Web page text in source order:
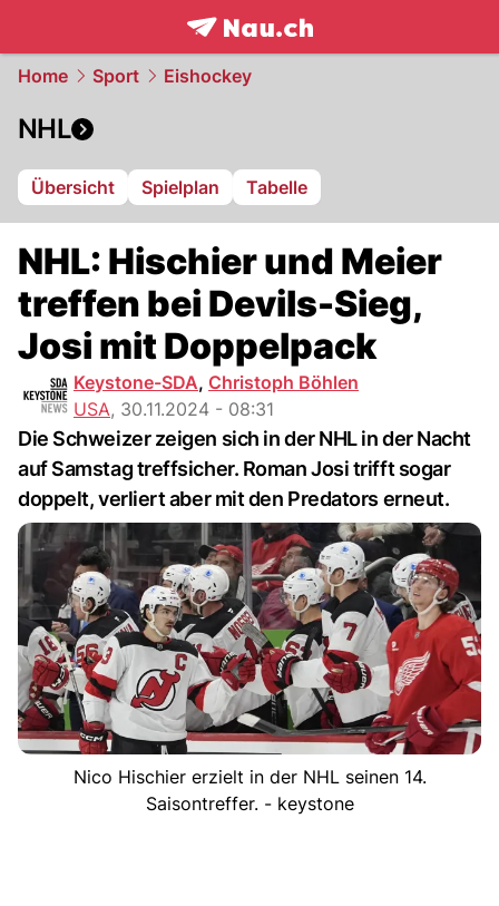
frontpage.NAU.ch
Home Sport Eishockey
NHL
Übersicht Spielplan Tabelle
NHL: Hischier und Meier
treffen bei Devils-Sieg,
Josi mit Doppelpack
Keystone-SDA, Christoph Böhlen
USA, 30.11.2024 - 08:31
Die Schweizer zeigen sich in der NHL in der Nacht
auf Samstag treffsicher. Roman Josi trifft sogar
doppelt, verliert aber mit den Predators erneut.
Nico Hischier erzielt in der NHL seinen 14.
Saisontreffer. - keystone